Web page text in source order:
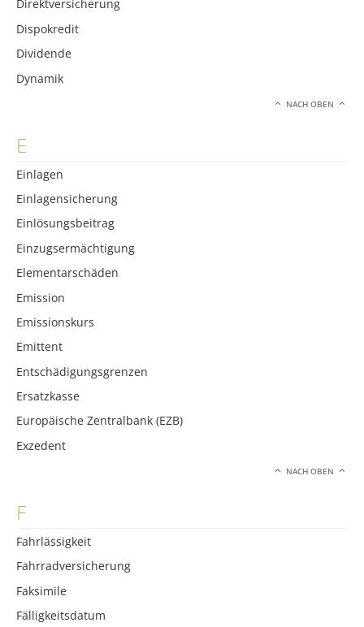
Direktversicherung
Dispokredit
Dividende
Dynamik
NACH OBEN
E
Einlagen
Einlagensicherung
Einlösungsbeitrag
Einzugsermächtigung
Elementarschäden
Emission
Emissionskurs
Emittent
Entschädigungsgrenzen
Ersatzkasse
Europäische Zentralbank (EZB)
Exzedent
NACH OBEN
F
Fahrlässigkeit
Fahrradversicherung
Faksimile
Fälligkeitsdatum